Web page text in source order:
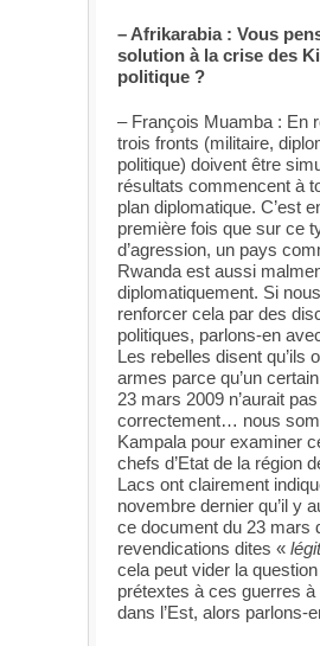
– Afrikarabia : Vous
solution à la crise des
politique ?
– François Muamba : En
trois fronts (militaire,
politique) doivent être
résultats commencent à
plan diplomatique. C’est
première fois que sur ce
d’agression, un pays
Rwanda est aussi
diplomatiquement. Si
renforcer cela par des
politiques, parlons-en
Les rebelles disent qu’ils
armes parce qu’un
23 mars 2009 n’aurait
correctement… nous
Kampala pour examiner
chefs d’Etat de la région
Lacs ont clairement
novembre dernier qu’il y
ce document du 23 mars
revendications dites «
cela peut vider la
prétextes à ces guerres à
dans l’Est, alors parlons-